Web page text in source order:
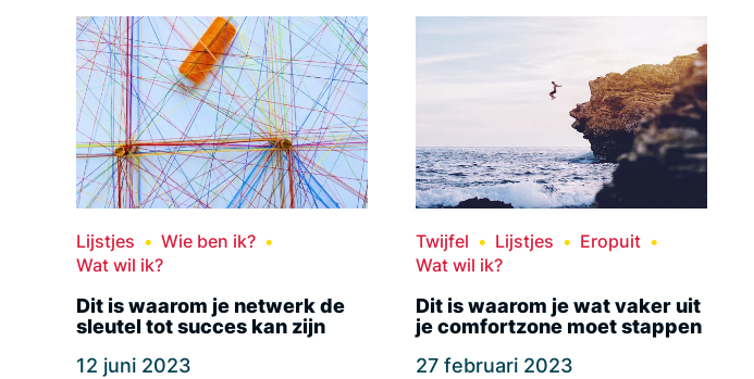
Lijstjes
Wie ben ik?
Wat wil ik?
Dit is waarom je netwerk de
sleutel tot succes kan zijn
12 juni 2023
Twijfel Lijstjes
Eropuit
Wat wil ik?
Dit is waarom je wat vaker uit
je comfortzone moet stappen
27 februari 2023